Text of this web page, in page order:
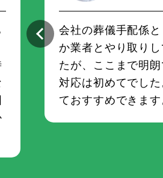
会社の葬儀手配係
か業者とやり取り
たが、ここまで明
対応は初めてでし
ておすすめできます